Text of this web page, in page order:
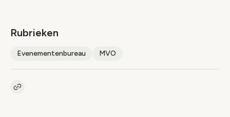
Rubrieken
Evenementenbureau MVO
Kopieer link naar artikel